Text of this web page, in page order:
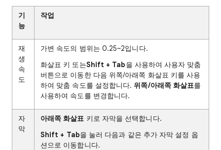
기
능
작업
재
생
속
도
가변 속도의 범위는 0.25~2입니다.
화살표 키 또는Shift + Tab을 사용하여 사용자 맞춤
버튼으로 이동한 다음 위쪽/아래쪽 화살표 키를 사용
하여 맞춤 속도를 설정합니다. 위쪽/아래쪽 화살표를
사용하여 속도를 변경합니다.
자
막
아래쪽 화살표 키로 자막을 선택합니다.
Shift + Tab을 눌러 다음과 같은 추가 자막 설정 옵
션으로 이동합니다.